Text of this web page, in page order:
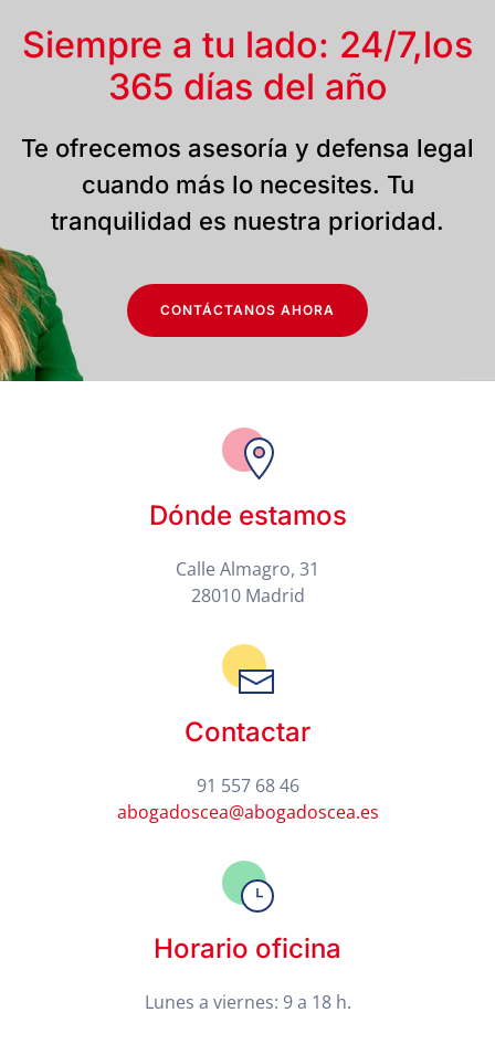
Siempre a tu lado: 24/7,los
365 días del año
Te ofrecemos asesoría y defensa legal
cuando más lo necesites. Tu
tranquilidad es nuestra prioridad.
CONTÁCTANOS AHORA
Dónde estamos
Calle Almagro, 31
28010 Madrid
Contactar
91 557 68 46
abogadoscea@abogadoscea.es
Horario oficina
Lunes a viernes: 9 a 18 h.